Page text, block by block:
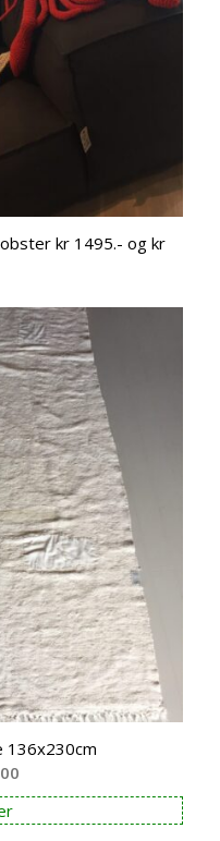
kr 1495.- og kr
136x230cm